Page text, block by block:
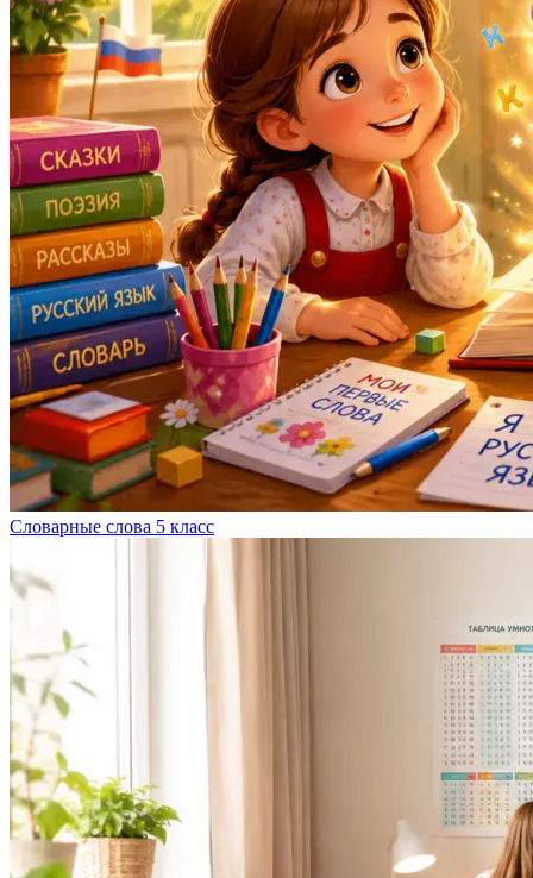
Словарные слова 5 класс